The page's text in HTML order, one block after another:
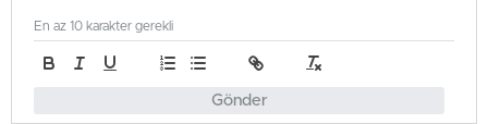
Gönder
En az 10 karakter gerekli